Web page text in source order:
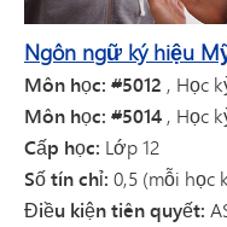
Ngôn ngữ ký hiệu
Môn học: #5012 , Học
Môn học: #5014 , Học
Cấp học: Lớp 12
Số tín chỉ: 0,5 (mỗi học
Điều kiện tiên quyết: